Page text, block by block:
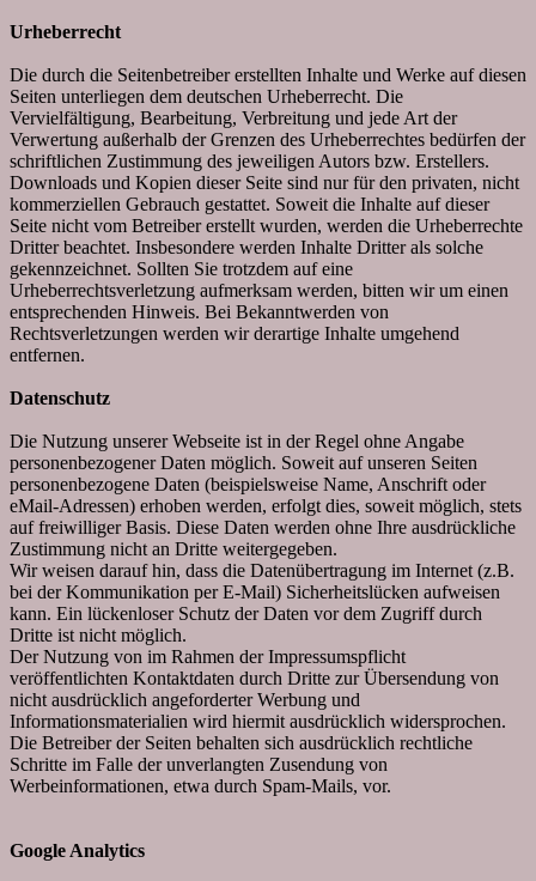
Urheberrecht
Die durch die Seitenbetreiber erstellten Inhalte und Werke auf diesen
Seiten unterliegen dem deutschen Urheberrecht. Die
Vervielfältigung, Bearbeitung, Verbreitung und jede Art der
Verwertung außerhalb der Grenzen des Urheberrechtes bedürfen der
schriftlichen Zustimmung des jeweiligen Autors bzw. Erstellers.
Downloads und Kopien dieser Seite sind nur für den privaten, nicht
kommerziellen Gebrauch gestattet. Soweit die Inhalte auf dieser
Seite nicht vom Betreiber erstellt wurden, werden die Urheberrechte
Dritter beachtet. Insbesondere werden Inhalte Dritter als solche
gekennzeichnet. Sollten Sie trotzdem auf eine
Urheberrechtsverletzung aufmerksam werden, bitten wir um einen
entsprechenden Hinweis. Bei Bekanntwerden von
Rechtsverletzungen werden wir derartige Inhalte umgehend
entfernen.
Datenschutz
Die Nutzung unserer Webseite ist in der Regel ohne Angabe
personenbezogener Daten möglich. Soweit auf unseren Seiten
personenbezogene Daten (beispielsweise Name, Anschrift oder
eMail-Adressen) erhoben werden, erfolgt dies, soweit möglich, stets
auf freiwilliger Basis. Diese Daten werden ohne Ihre ausdrückliche
Zustimmung nicht an Dritte weitergegeben.
Wir weisen darauf hin, dass die Datenübertragung im Internet (z.B.
bei der Kommunikation per E-Mail) Sicherheitslücken aufweisen
kann. Ein lückenloser Schutz der Daten vor dem Zugriff durch
Dritte ist nicht möglich.
Der Nutzung von im Rahmen der Impressumspflicht
veröffentlichten Kontaktdaten durch Dritte zur Übersendung von
nicht ausdrücklich angeforderter Werbung und
Informationsmaterialien wird hiermit ausdrücklich widersprochen.
Die Betreiber der Seiten behalten sich ausdrücklich rechtliche
Schritte im Falle der unverlangten Zusendung von
Werbeinformationen, etwa durch Spam-Mails, vor.
Google Analytics